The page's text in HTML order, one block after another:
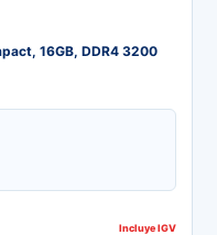
16GB, DDR4 3200
Incluye IGV